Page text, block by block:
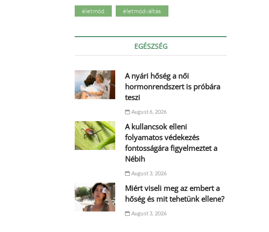
életmód életmódváltás
EGÉSZSÉG
A nyári hőség a női
hormonrendszert is próbára
teszi
August 6, 2026
A kullancsok elleni
folyamatos védekezés
fontosságára figyelmeztet a
Nébih
August 3, 2026
Miért viseli meg az embert a
hőség és mit tehetünk ellene?
August 3, 2026